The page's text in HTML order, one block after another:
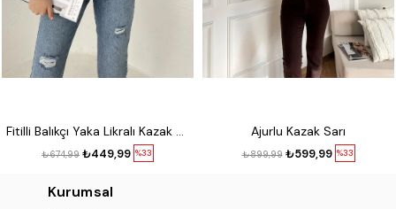
Fitilli Balıkçı Yaka Likralı Kazak Kırmızı
%33
₺449,99
₺674,99
Ajurlu Kazak Sarı
%33
₺599,99
₺899,99
Kurumsal